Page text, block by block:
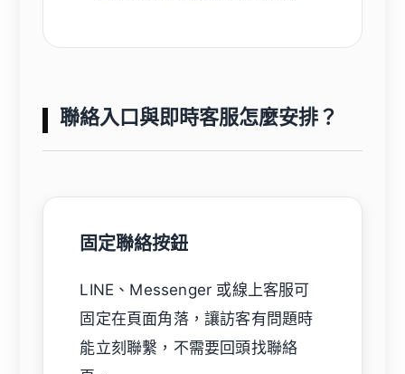
聯絡入口與即時客服怎麼安排？
固定聯絡按鈕
LINE、Messenger 或線上客服可
固定在頁面角落，讓訪客有問題時
能立刻聯繫，不需要回頭找聯絡